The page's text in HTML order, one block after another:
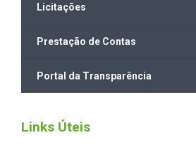
Licitações
Prestação de Contas
Portal da Transparência
Links Úteis